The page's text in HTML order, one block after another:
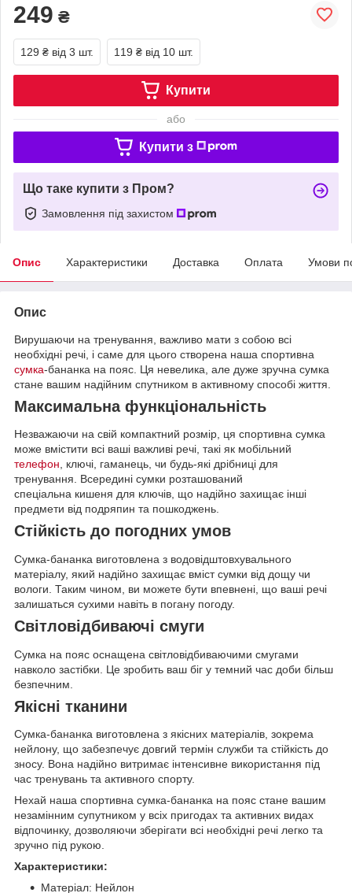
249 ₴
129 ₴ від 3 шт. 119 ₴ від 10 шт.
Купити
або
Купити з
Що таке купити з Пром?
Замовлення під захистом
Опис Характеристики Доставка Оплата Умови
Опис
Вирушаючи на тренування, важливо мати з собою всі
необхідні речі, і саме для цього створена наша спортивна
сумка-бананка на пояс. Ця невелика, але дуже зручна сумка
стане вашим надійним спутником в активному способі життя.
Максимальна функціональність
Незважаючи на свій компактний розмір, ця спортивна сумка
може вмістити всі ваші важливі речі, такі як мобільний
телефон, ключі, гаманець, чи будь-які дрібниці для
тренування. Всередині сумки розташований
спеціальна кишеня для ключів, що надійно захищає інші
предмети від подряпин та пошкоджень.
Стійкість до погодних умов
Сумка-бананка виготовлена з водовідштовхувального
матеріалу, який надійно захищає вміст сумки від дощу чи
вологи. Таким чином, ви можете бути впевнені, що ваші речі
залишаться сухими навіть в погану погоду.
Світловідбиваючі смуги
Сумка на пояс оснащена світловідбиваючими смугами
навколо застібки. Це зробить ваш біг у темний час доби більш
безпечним.
Якісні тканини
Сумка-бананка виготовлена з якісних матеріалів, зокрема
нейлону, що забезпечує довгий термін служби та стійкість до
зносу. Вона надійно витримає інтенсивне використання під
час тренувань та активного спорту.
Нехай наша спортивна сумка-бананка на пояс стане вашим
незамінним супутником у всіх пригодах та активних видах
відпочинку, дозволяючи зберігати всі необхідні речі легко та
зручно під рукою.
Характеристики:
Матеріал: Нейлон